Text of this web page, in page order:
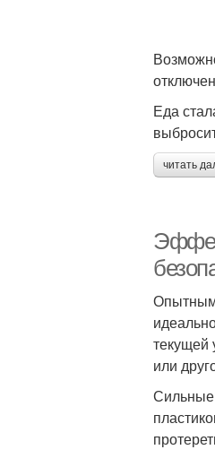
Еда
читать
Опытным
текущей
или
Сильные